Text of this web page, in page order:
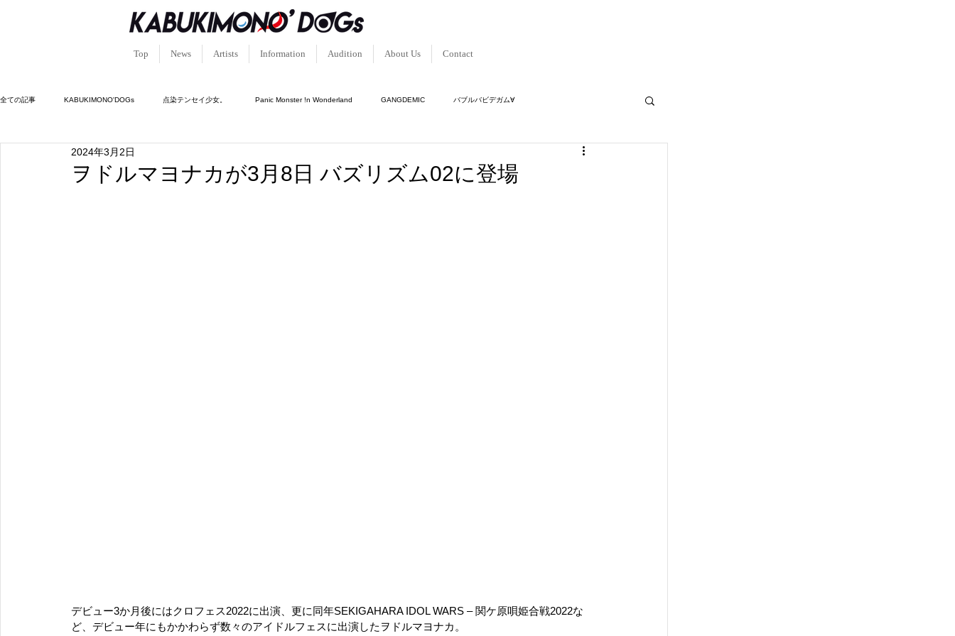
Top News Artists Information Audition About Us Contact
全ての記事 KABUKIMONO'DOGs 点染テンセイ少女。 Panic Monster !n Wonderland GANGDEMIC バブルバビデガム∀
キュン!?恋堕ちキューピッド
ヲドルマヨナカが3月8日 バズリズム02に登場
2024年3月2日
デビュー3か月後にはクロフェス2022に出演、更に同年SEKIGAHARA IDOL WARS – 関ケ原唄姫合戦2022な
ど、デビュー年にもかかわらず数々のアイドルフェスに出演したヲドルマヨナカ。